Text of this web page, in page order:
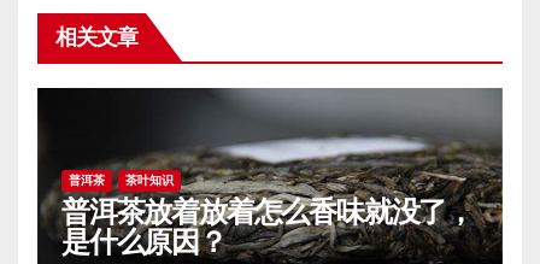
相关文章
普洱茶 茶叶知识
普洱茶放着放着怎么香味就没了，
是什么原因？